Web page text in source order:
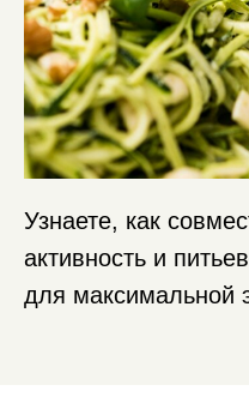
Узнаете, как
активность и
для максимальной